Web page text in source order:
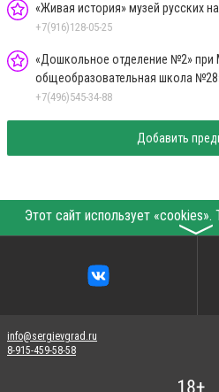
«Живая история» музей русских
+7(916)128-05-25
«Дошкольное отделение №2»
общеобразовательная школа
+7(496)545-34-88
Добавить
〉
info@sergievgrad.ru
8-915-459-58-58